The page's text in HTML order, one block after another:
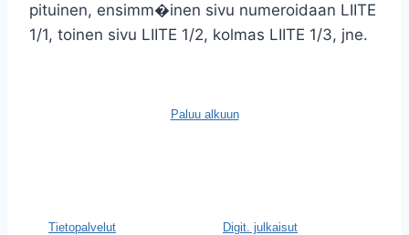
pituinen, ensimm�inen sivu numeroidaan LIITE
1/1, toinen sivu LIITE 1/2, kolmas LIITE 1/3, jne.
Paluu alkuun
Tietopalvelut Digit. julkaisut